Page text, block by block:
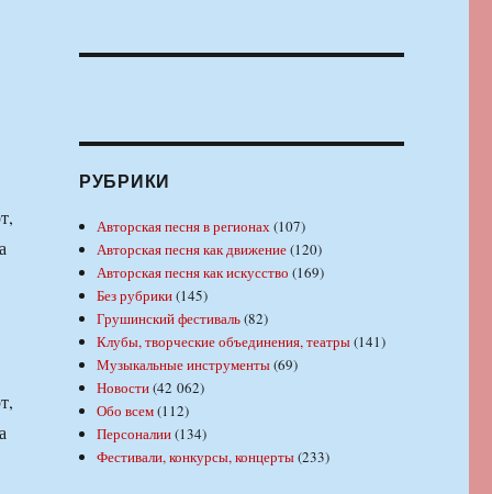
РУБРИКИ
Авторская песня в регионах(107)
Авторская песня как движение(120)
Авторская песня как искусство (169)
Без рубрики(145)
Грушинский фестиваль(82)
Клубы, творческие объединения, театры(141)
Музыкальные инструменты(69)
Новости(42 062)
Обо всем(112)
Персоналии(134)
Фестивали, конкурсы, концерты(233)